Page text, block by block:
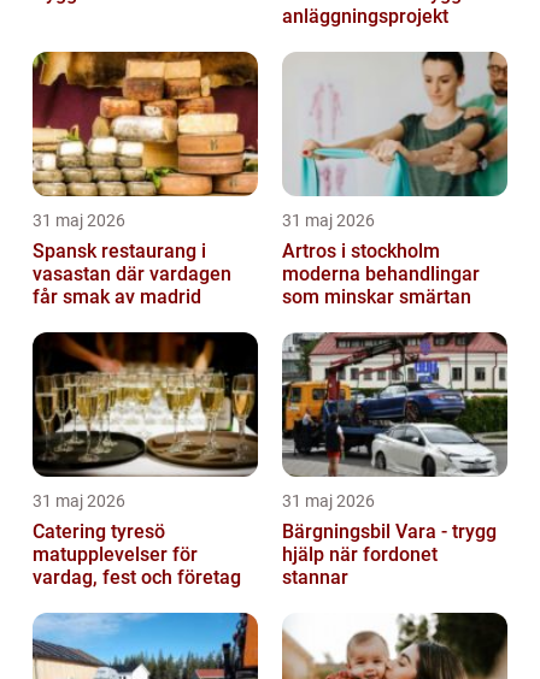
anläggningsprojekt
31 maj 2026
Spansk restaurang i
vasastan där vardagen
får smak av madrid
31 maj 2026
Artros i stockholm
moderna behandlingar
som minskar smärtan
31 maj 2026
Catering tyresö
matupplevelser för
vardag, fest och företag
31 maj 2026
Bärgningsbil Vara - trygg
hjälp när fordonet
stannar